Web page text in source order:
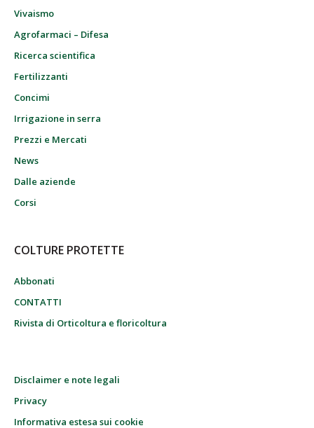
Vivaismo
Agrofarmaci – Difesa
Ricerca scientifica
Fertilizzanti
Concimi
Irrigazione in serra
Prezzi e Mercati
News
Dalle aziende
Corsi
COLTURE PROTETTE
Abbonati
CONTATTI
Rivista di Orticoltura e floricoltura
Disclaimer e note legali
Privacy
Informativa estesa sui cookie